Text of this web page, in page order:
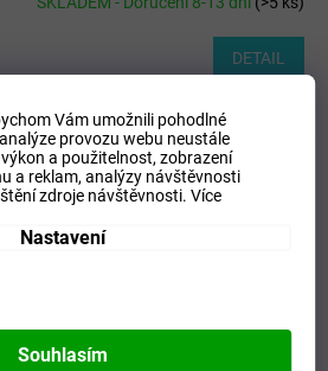
Vám umožnili pohodlné
provozu webu neustále
a použitelnost,zobrazení
a reklam, analýzy návštěvnosti
zdroje návštěvnosti.Více
Nastavení
Souhlasím
DETAIL
(3XS)
Kód:107385/900248.600-XL/RED